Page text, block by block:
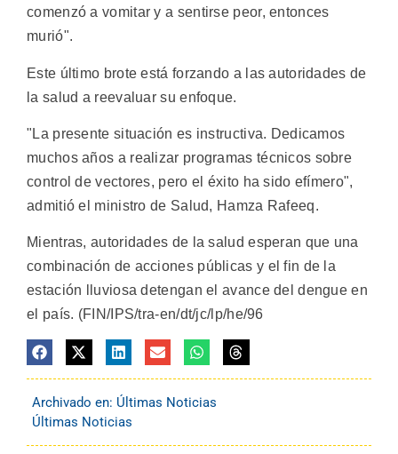
comenzó a vomitar y a sentirse peor, entonces
murió".
Este último brote está forzando a las autoridades de
la salud a reevaluar su enfoque.
"La presente situación es instructiva. Dedicamos
muchos años a realizar programas técnicos sobre
control de vectores, pero el éxito ha sido efímero",
admitió el ministro de Salud, Hamza Rafeeq.
Mientras, autoridades de la salud esperan que una
combinación de acciones públicas y el fin de la
estación lluviosa detengan el avance del dengue en
el país. (FIN/IPS/tra-en/dt/jc/lp/he/96
Archivado en: Últimas Noticias
Últimas Noticias